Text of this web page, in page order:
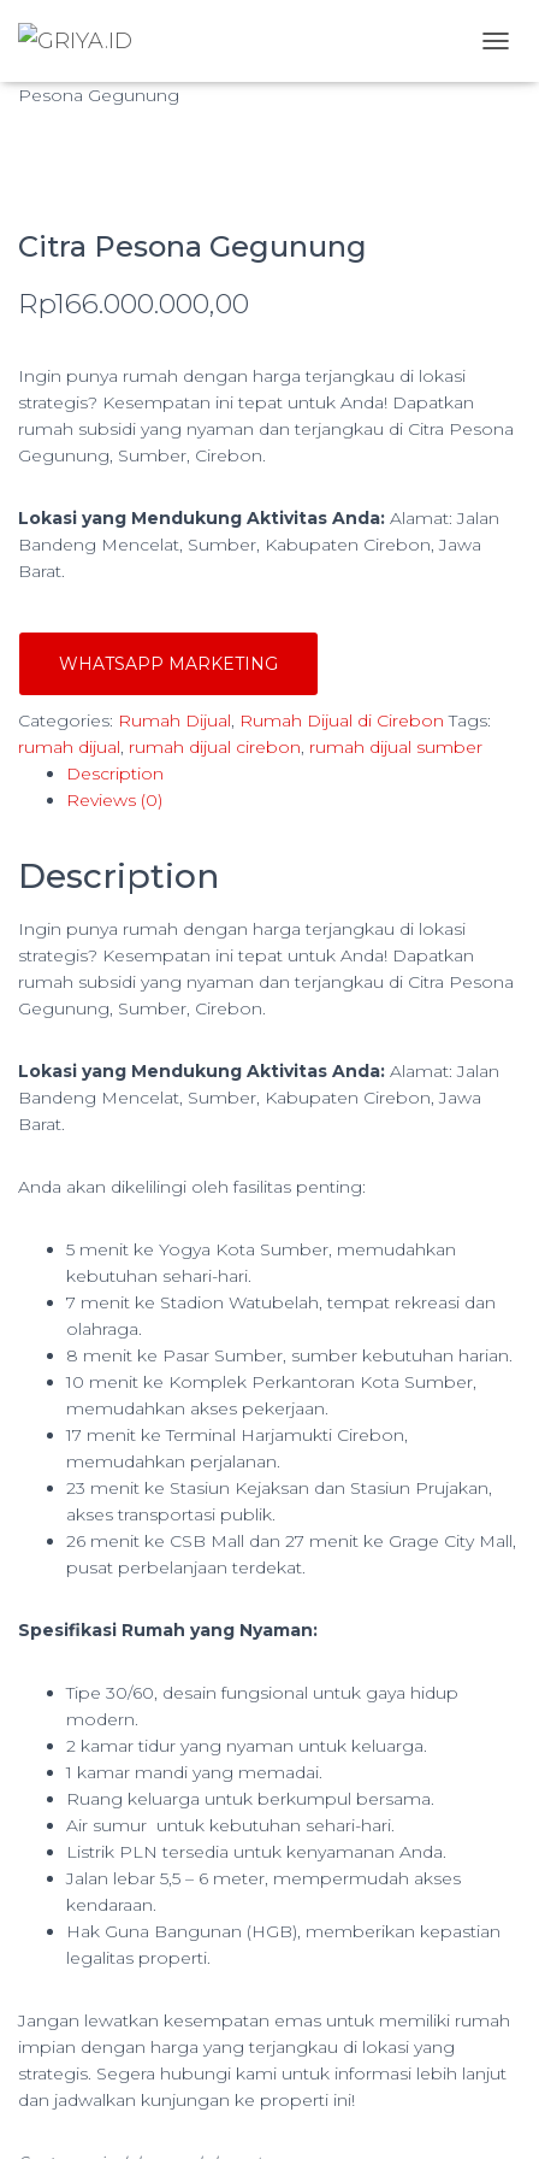
Home / Rumah Dijual
Pesona Gegunung
Citra Pesona Gegunung
Rp166.000.000,00
Ingin punya rumah dengan harga terjangkau di lokasi
strategis? Kesempatan ini tepat untuk Anda! Dapatkan
rumah subsidi yang nyaman dan terjangkau di Citra Pesona
Gegunung, Sumber, Cirebon.
Lokasi yang Mendukung Aktivitas Anda: Alamat: Jalan
Bandeng Mencelat, Sumber, Kabupaten Cirebon, Jawa
Barat.
WHATSAPP MARKETING
Categories: Rumah Dijual, Rumah Dijual di Cirebon Tags:
rumah dijual, rumah dijual cirebon, rumah dijual sumber
Description
Reviews (0)
Description
Ingin punya rumah dengan harga terjangkau di lokasi
strategis? Kesempatan ini tepat untuk Anda! Dapatkan
rumah subsidi yang nyaman dan terjangkau di Citra Pesona
Gegunung, Sumber, Cirebon.
Lokasi yang Mendukung Aktivitas Anda: Alamat: Jalan
Bandeng Mencelat, Sumber, Kabupaten Cirebon, Jawa
Barat.
Anda akan dikelilingi oleh fasilitas penting:
5 menit ke Yogya Kota Sumber, memudahkan
kebutuhan sehari-hari.
7 menit ke Stadion Watubelah, tempat rekreasi dan
olahraga.
8 menit ke Pasar Sumber, sumber kebutuhan harian.
10 menit ke Komplek Perkantoran Kota Sumber,
memudahkan akses pekerjaan.
17 menit ke Terminal Harjamukti Cirebon,
memudahkan perjalanan.
23 menit ke Stasiun Kejaksan dan Stasiun Prujakan,
akses transportasi publik.
26 menit ke CSB Mall dan 27 menit ke Grage City Mall,
pusat perbelanjaan terdekat.
Spesifikasi Rumah yang Nyaman:
Tipe 30/60, desain fungsional untuk gaya hidup
modern.
2 kamar tidur yang nyaman untuk keluarga.
1 kamar mandi yang memadai.
Ruang keluarga untuk berkumpul bersama.
Air sumur untuk kebutuhan sehari-hari.
Listrik PLN tersedia untuk kenyamanan Anda.
Jalan lebar 5,5 – 6 meter, mempermudah akses
kendaraan.
Hak Guna Bangunan (HGB), memberikan kepastian
legalitas properti.
Jangan lewatkan kesempatan emas untuk memiliki rumah
impian dengan harga yang terjangkau di lokasi yang
strategis. Segera hubungi kami untuk informasi lebih lanjut
dan jadwalkan kunjungan ke properti ini!